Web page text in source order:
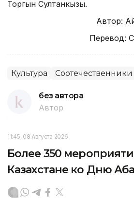
Торгын Султанкызы.
Автор:
Перевод:
Культура Соотечественники
без автора
Автор
11:45, 08 Августа 2026
Более 350
Казахстане ко Дню